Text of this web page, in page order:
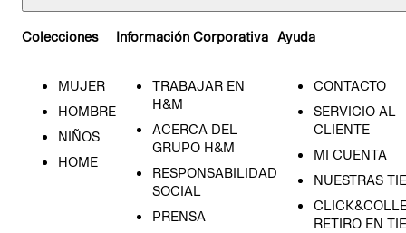
Colecciones
MUJER
HOMBRE
NIÑOS
HOME
Información Corporativa
TRABAJAR EN
H&M
ACERCA DEL
GRUPO H&M
RESPONSABILIDAD
SOCIAL
PRENSA
Ayuda
CONTACTO
SERVICIO AL
CLIENTE
MI CUENTA
NUESTRAS
RETIRO EN